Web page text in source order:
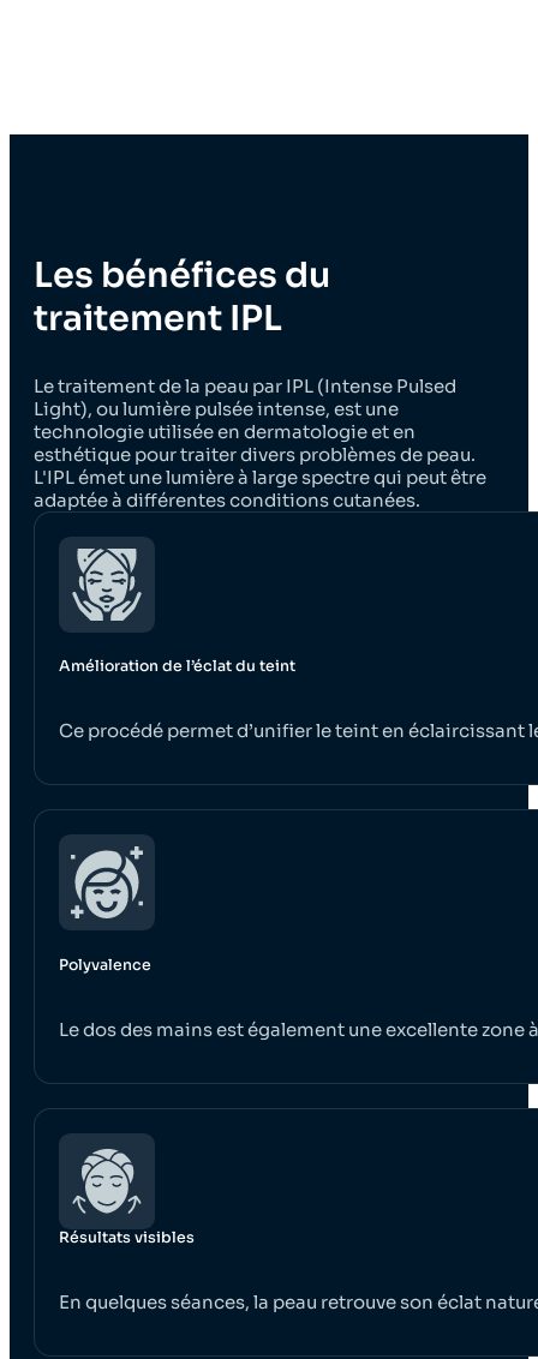
Les bénéfices du
traitement IPL
Le traitement de la peau par IPL (Intense Pulsed
Light), ou lumière pulsée intense, est une
technologie utilisée en dermatologie et en
esthétique pour traiter divers problèmes de peau.
L'IPL émet une lumière à large spectre qui peut être
adaptée à différentes conditions cutanées.
Amélioration de l’éclat du teint
Ce procédé permet d’unifier le teint en éclaircissant
Polyvalence
Le dos des mains est également une excellente
Résultats visibles
En quelques séances, la peau retrouve son éclat